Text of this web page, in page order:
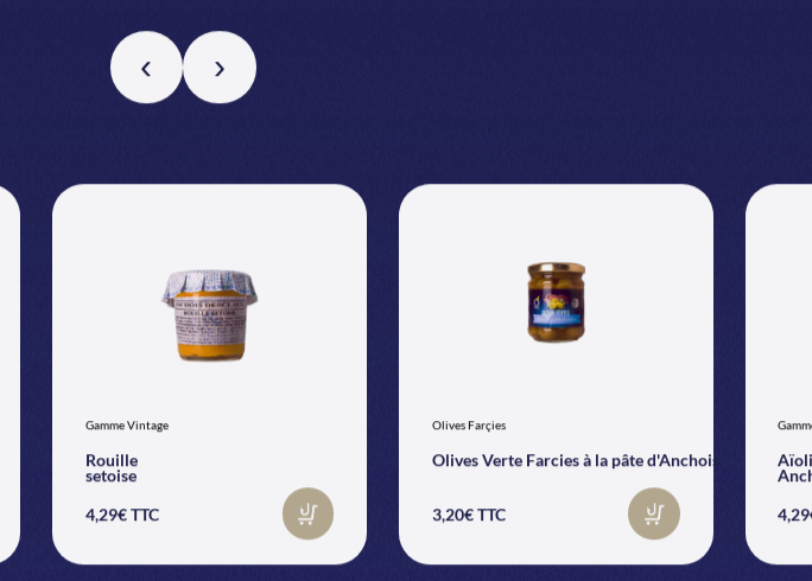
Gamme Vintage
Rouille
setoise
4,29€ TTC
Olives Farçies
Olives Verte Farcies à la pâte d'Anchois
3,20€ TTC
0